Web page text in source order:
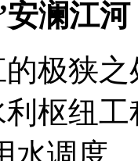
澜江河
狭之
枢纽
水调度